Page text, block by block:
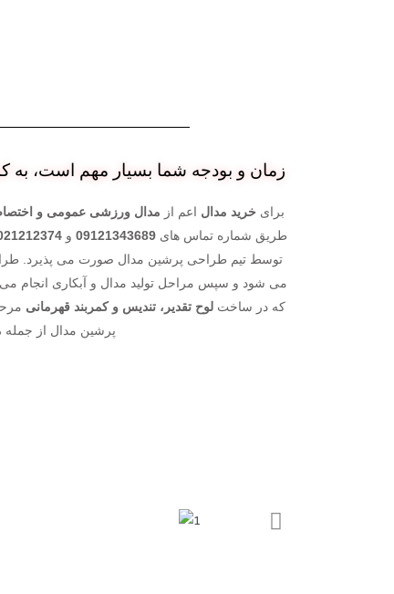
زمان و بودجه شما بسیار مهم است، به
برای خرید مدال اعم از مدال ورزشی عمومی و
طریق شماره تماس های 09121343689 و
می شود و سپس مراحل تولید مدال و آبکاری انجام
که در ساختلوح تقدیر، تندیس و کمربند قهرمانی
پرشین مدال از جمله